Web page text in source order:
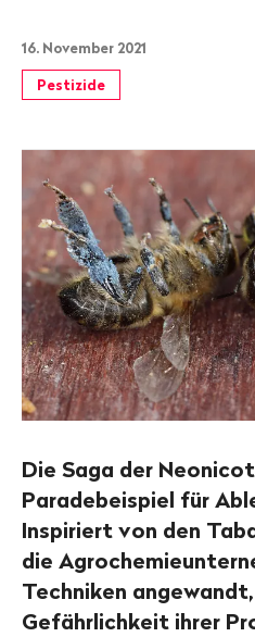
16. November 2021
Pestizide
Die Saga der
Paradebeispiel für
Inspiriert von den
die
Techniken
Gefährlichkeit ihrer